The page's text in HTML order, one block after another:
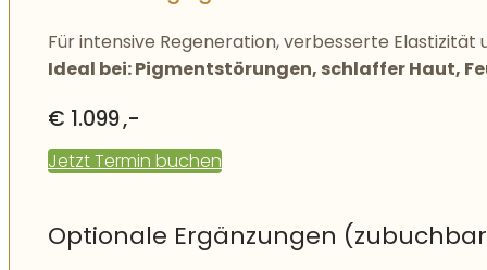
Für intensive Regeneration, verbesserte
Ideal bei: Pigmentstörungen, schlaffer Haut,
€ 1.099 ,-
Jetzt Termin buchen
Optionale Ergänzungen